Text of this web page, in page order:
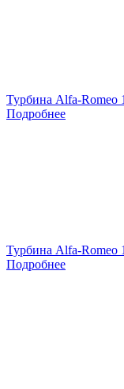
Турбина Alfa-Romeo
Подробнее
Турбина Alfa-Romeo
Подробнее